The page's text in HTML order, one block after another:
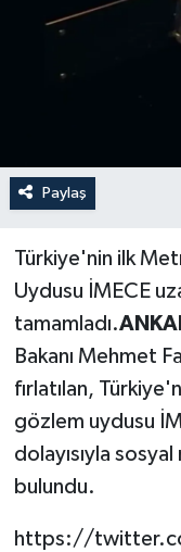
Paylaş
Türkiye'nin ilk
Uydusu İMECE
tamamladı.
Bakanı Mehmet
fırlatılan,
gözlem uydusu
dolayısıyla
bulundu.
https://